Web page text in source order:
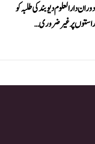
دارالعلوم دیوبند کی طلبہ کو
راستوں پر غیر ضروری…